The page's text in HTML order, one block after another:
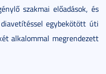
szakmai előadások, és
egybekötött úti
alkalommal megrendezett